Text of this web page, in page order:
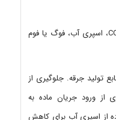
استفاده از پودر خشک، CO2، اسپری آب، فوگ یا فوم
تولید جرقه. جلوگیری از
از ورود جریان ماده به
از اسپری آب برای کاهش